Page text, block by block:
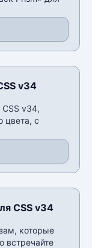
v34
v34,
цвета, с
CSS v34
которые
встречайте